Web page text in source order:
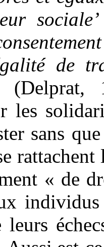
de
les
sans
« de
individus
leurs